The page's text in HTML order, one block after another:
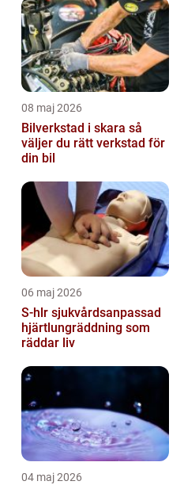
08 maj 2026
Bilverkstad i skara så
väljer du rätt verkstad för
din bil
06 maj 2026
S-hlr sjukvårdsanpassad
hjärtlungräddning som
räddar liv
04 maj 2026